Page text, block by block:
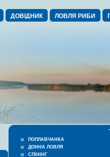
ДОВІДНИК ЛОВЛЯ РИБИ
ПОПЛАВЧАНКА
ДОННА ЛОВЛЯ
СПІНІНГ